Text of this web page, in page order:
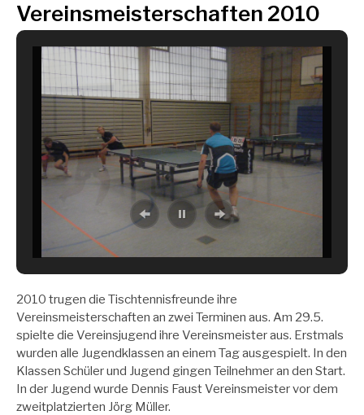
Vereinsmeisterschaften 2010
2010 trugen die Tischtennisfreunde ihre
Vereinsmeisterschaften an zwei Terminen aus. Am 29.5.
spielte die Vereinsjugend ihre Vereinsmeister aus. Erstmals
wurden alle Jugendklassen an einem Tag ausgespielt. In den
Klassen Schüler und Jugend gingen Teilnehmer an den Start.
In der Jugend wurde Dennis Faust Vereinsmeister vor dem
zweitplatzierten Jörg Müller.